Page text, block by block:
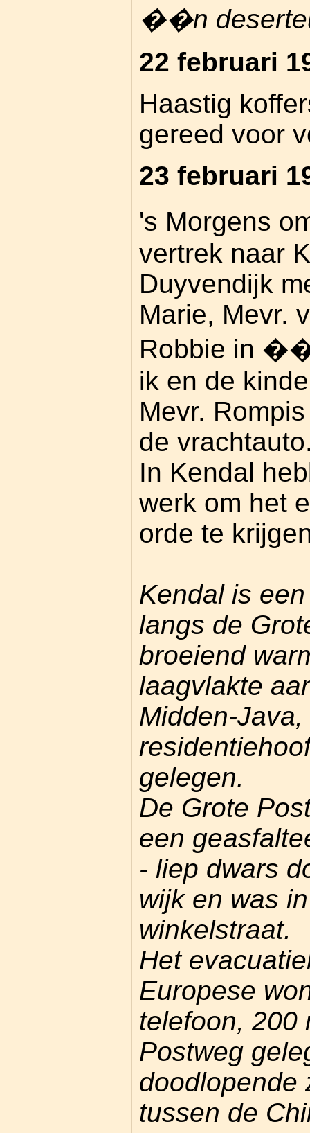
��n
22 februari
Haastig
gereed voor
23 februari
's Morgens
vertrek naar
Duyvendijk
Marie, Mevr.
Robbie in
ik en de
Mevr.
de
In Kendal
werk om het
orde te
Kendal is
langs de
broeiend
laagvlakte
Midden-
gelegen.
De Grote
een
- liep dwars
wijk en was
winkelstraat.
Het
Europese
telefoon, 200
Postweg
doodlopende
tussen de